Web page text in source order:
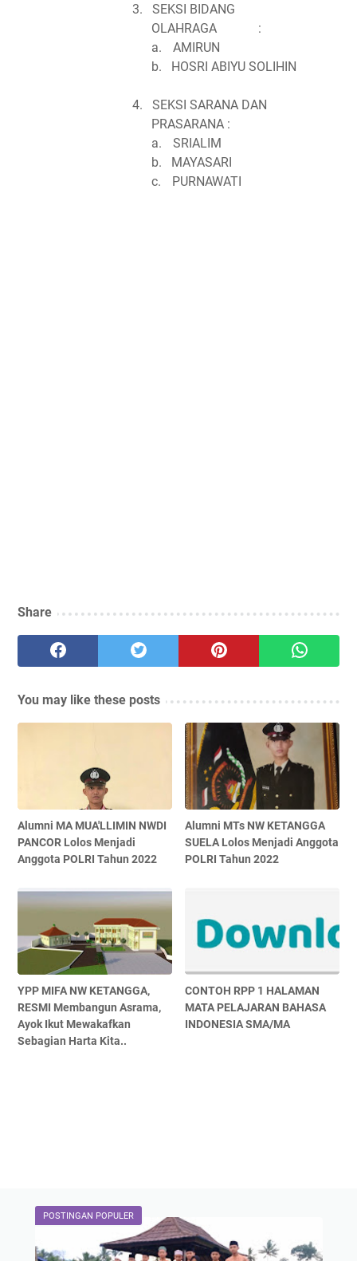
3.
SEKSI BIDANG
OLAHRAGA
:
a.
AMIRUN
b.
HOSRI ABIYU SOLIHIN
4.
SEKSI SARANA DAN
PRASARANA :
a.
SRIALIM
b.
MAYASARI
c.
PURNAWATI
Share
You may like these posts
Alumni MA MUA'LLIMIN NWDI
PANCOR Lolos Menjadi
Anggota POLRI Tahun 2022
Alumni MTs NW KETANGGA
SUELA Lolos Menjadi Anggota
POLRI Tahun 2022
YPP MIFA NW KETANGGA,
RESMI Membangun Asrama,
Ayok Ikut Mewakafkan
Sebagian Harta Kita..
CONTOH RPP 1 HALAMAN
MATA PELAJARAN BAHASA
INDONESIA SMA/MA
POSTINGAN POPULER